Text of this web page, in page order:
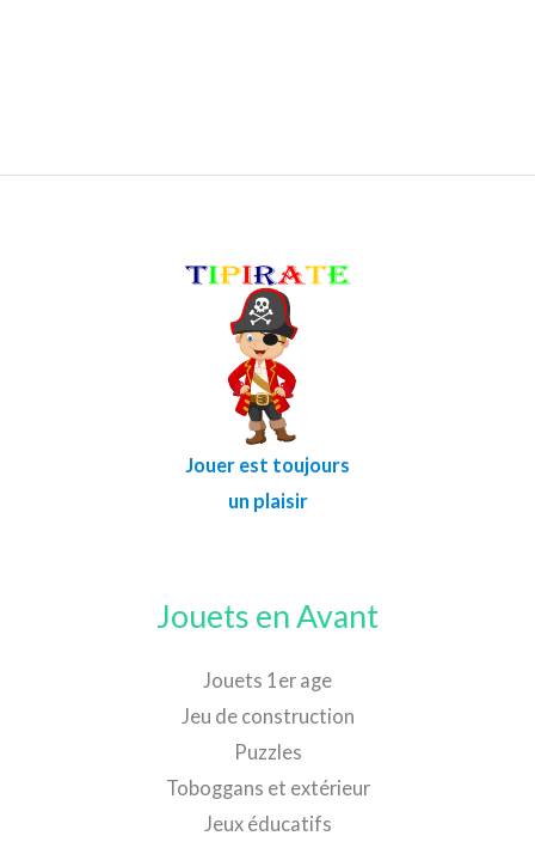
Jouer est toujours
un plaisir
Jouets en Avant
Jouets 1er age
Jeu de construction
Puzzles
Toboggans et extérieur
Jeux éducatifs